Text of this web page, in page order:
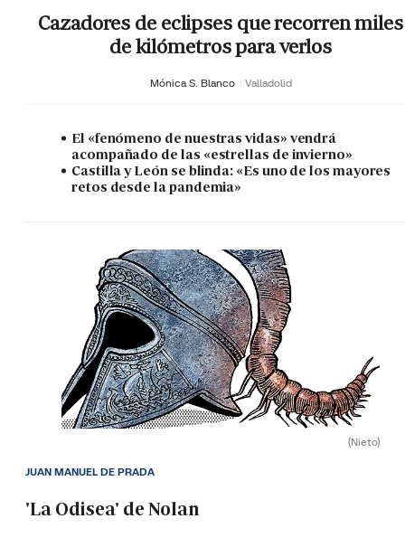
Cazadores de eclipses que recorren miles
de kilómetros para verlos
Mónica S. Blanco Valladolid
El «fenómeno de nuestras vidas» vendrá
acompañado de las «estrellas de invierno»
Castilla y León se blinda: «Es uno de los mayores
retos desde la pandemia»
(Nieto)
'La Odisea' de Nolan
JUAN MANUEL DE PRADA